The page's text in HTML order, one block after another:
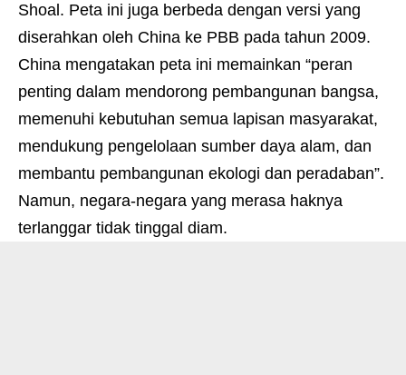
Shoal. Peta ini juga berbeda dengan versi yang
diserahkan oleh China ke PBB pada tahun 2009.
China mengatakan peta ini memainkan “peran
penting dalam mendorong pembangunan bangsa,
memenuhi kebutuhan semua lapisan masyarakat,
mendukung pengelolaan sumber daya alam, dan
membantu pembangunan ekologi dan peradaban”.
Namun, negara-negara yang merasa haknya
terlanggar tidak tinggal diam.